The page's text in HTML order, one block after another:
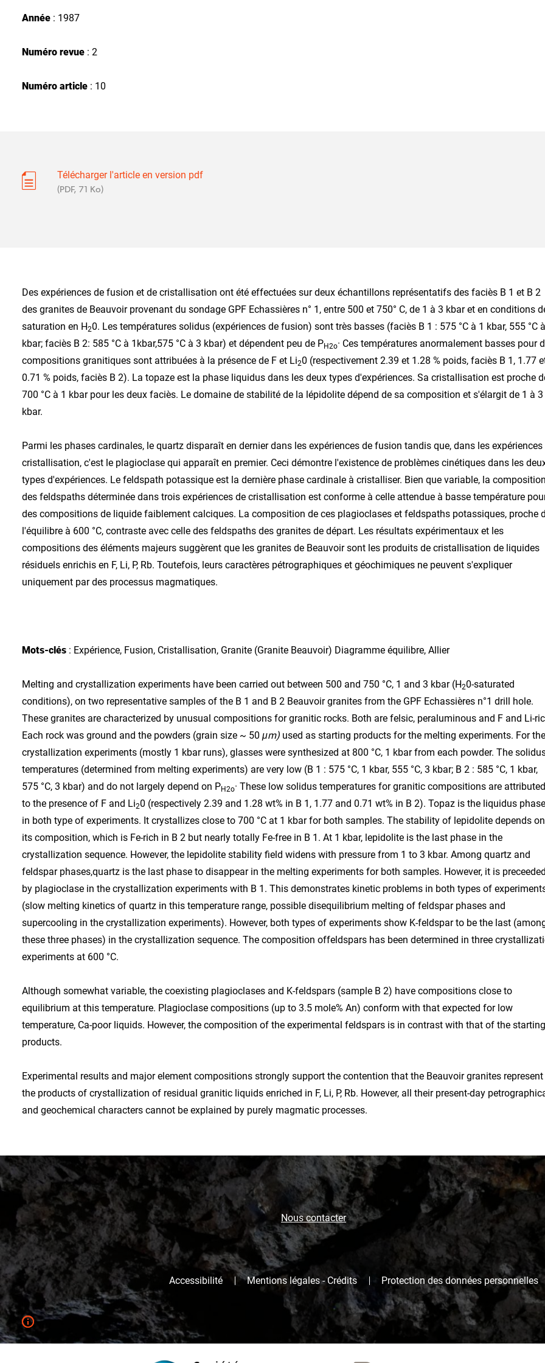
Année : 1987
Numéro revue : 2
Numéro article : 10
Télécharger l'article en version pdf
(PDF, 71 Ko)
Des expériences de fusion et de cristallisation ont été effectuées sur deux échantillons représentatifs des faciès B 1 et B 2
des granites de Beauvoir provenant du sondage GPF Echassières n° 1, entre 500 et 750° C, de 1 à 3 kbar et en conditions
saturation en H20. Les températures solidus (expériences de fusion) sont très basses (faciès B 1 : 575 °C à 1 kbar, 555 °C
kbar; faciès B 2: 585 °C à 1kbar,575 °C à 3 kbar) et dépendent peu de PH2o· Ces températures anormalement basses pour
compositions granitiques sont attribuées à la présence de F et Li20 (respectivement 2.39 et 1.28 % poids, faciès B 1, 1.77
0.71 % poids, faciès B 2). La topaze est la phase liquidus dans les deux types d'expériences. Sa cristallisation est proche
700 °C à 1 kbar pour les deux faciès. Le domaine de stabilité de la lépidolite dépend de sa composition et s'élargit de 1 à 3
kbar.
Parmi les phases cardinales, le quartz disparaît en dernier dans les expériences de fusion tandis que, dans les expériences
cristallisation, c'est le plagioclase qui apparaît en premier. Ceci démontre l'existence de problèmes cinétiques dans les
types d'expériences. Le feldspath potassique est la dernière phase cardinale à cristalliser. Bien que variable, la composition
des feldspaths déterminée dans trois expériences de cristallisation est conforme à celle attendue à basse température
des compositions de liquide faiblement calciques. La composition de ces plagioclases et feldspaths potassiques, proche
l'équilibre à 600 °C, contraste avec celle des feldspaths des granites de départ. Les résultats expérimentaux et les
compositions des éléments majeurs suggèrent que les granites de Beauvoir sont les produits de cristallisation de liquides
résiduels enrichis en F, Li, P, Rb. Toutefois, leurs caractères pétrographiques et géochimiques ne peuvent s'expliquer
uniquement par des processus magmatiques.
Mots-clés : Expérience, Fusion, Cristallisation, Granite (Granite Beauvoir) Diagramme équilibre, Allier
Melting and crystallization experiments have been carried out between 500 and 750 °C, 1 and 3 kbar (H20-saturated
conditions), on two representative samples of the B 1 and B 2 Beauvoir granites from the GPF Echassières n°1 drill hole.
These granites are characterized by unusual compositions for granitic rocks. Both are felsic, peraluminous and F and Li-
Each rock was ground and the powders (grain size ~ 50 μm) used as starting products for the melting experiments. For the
crystallization experiments (mostly 1 kbar runs), glasses were synthesized at 800 °C, 1 kbar from each powder. The
temperatures (determined from melting experiments) are very low (B 1 : 575 °C, 1 kbar, 555 °C, 3 kbar; B 2 : 585 °C, 1 kbar,
575 °C, 3 kbar) and do not largely depend on PH2o· These low solidus temperatures for granitic compositions are attributed
to the presence of F and Li20 (respectively 2.39 and 1.28 wt% in B 1, 1.77 and 0.71 wt% in B 2). Topaz is the liquidus phase
in both type of experiments. It crystallizes close to 700 °C at 1 kbar for both samples. The stability of lepidolite depends on
its composition, which is Fe-rich in B 2 but nearly totally Fe-free in B 1. At 1 kbar, lepidolite is the last phase in the
crystallization sequence. However, the lepidolite stability field widens with pressure from 1 to 3 kbar. Among quartz and
feldspar phases,quartz is the last phase to disappear in the melting experiments for both samples. However, it is preceeded
by plagioclase in the crystallization experiments with B 1. This demonstrates kinetic problems in both types of
(slow melting kinetics of quartz in this temperature range, possible disequilibrium melting of feldspar phases and
supercooling in the crystallization experiments). However, both types of experiments show K-feldspar to be the last
these three phases) in the crystallization sequence. The composition offeldspars has been determined in three
experiments at 600 °C.
Although somewhat variable, the coexisting plagioclases and K-feldspars (sample B 2) have compositions close to
equilibrium at this temperature. Plagioclase compositions (up to 3.5 mole% An) conform with that expected for low
temperature, Ca-poor liquids. However, the composition of the experimental feldspars is in contrast with that of the starting
products.
Experimental results and major element compositions strongly support the contention that the Beauvoir granites represent
the products of crystallization of residual granitic liquids enriched in F, Li, P, Rb. However, all their present-day
and geochemical characters cannot be explained by purely magmatic processes.
Nous contacter
Accessibilité Mentions légales - Crédits Protection des données personnelles